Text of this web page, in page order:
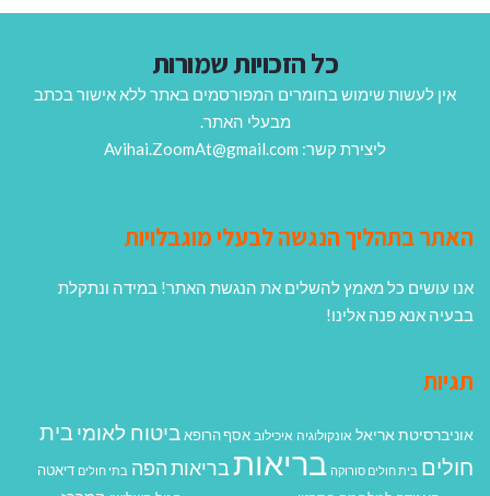
כל הזכויות שמורות
אין לעשות שימוש בחומרים המפורסמים באתר ללא אישור בכתב
מבעלי האתר.
ליצירת קשר: Avihai.ZoomAt@gmail.com
האתר בתהליך הנגשה לבעלי מוגבלויות
אנו עושים כל מאמץ להשלים את הנגשת האתר! במידה ונתקלת
בבעיה אנא פנה אלינו!
תגיות
אוניברסיטת אריאל אונקולוגיה איכילוב אסף הרופא ביטוח לאומי בית
חולים בית חולים סורוקה בריאות בריאות הפה בתי חולים דיאטה